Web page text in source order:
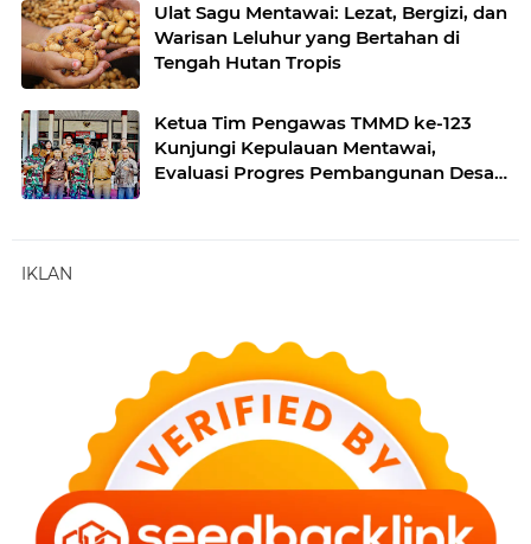
Ulat Sagu Mentawai: Lezat, Bergizi, dan
Warisan Leluhur yang Bertahan di
Tengah Hutan Tropis
Ketua Tim Pengawas TMMD ke-123
Kunjungi Kepulauan Mentawai,
Evaluasi Progres Pembangunan Desa
IKLAN